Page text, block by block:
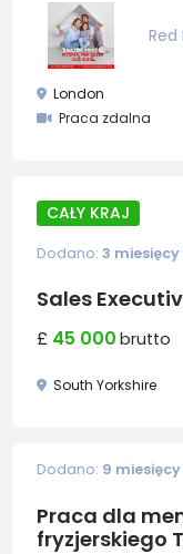
London
Praca zdalna
CAŁY KRAJ
Dodano: 3
Sales
£ 45 000 brutto
South Yorkshire
Dodano: 9
Praca dla
fryzjerskiego